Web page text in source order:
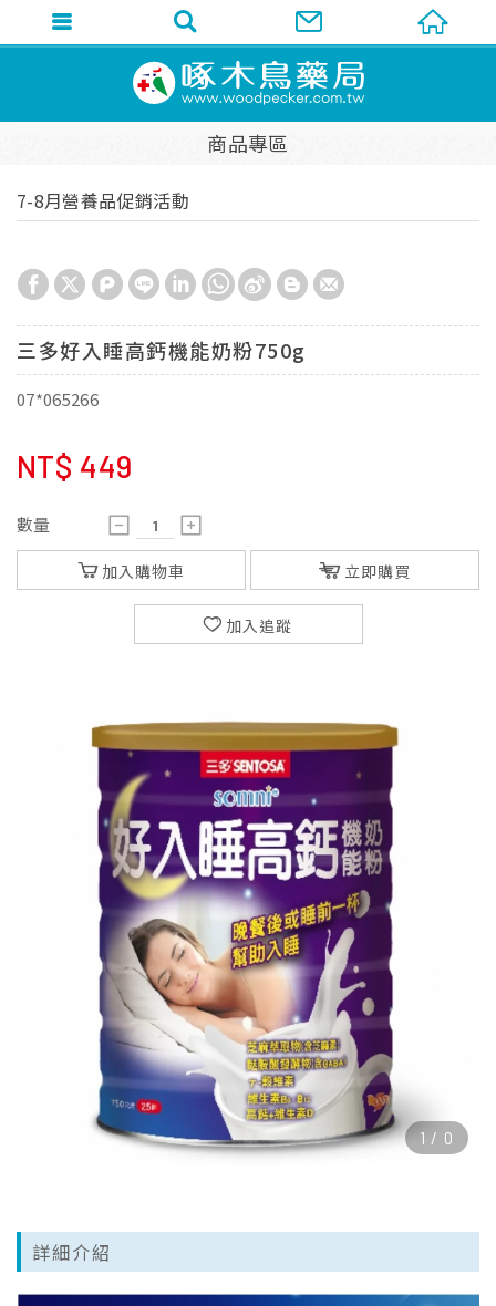
商品專區
7-8月營養品促銷活動
三多好入睡高鈣機能奶粉750g
07*065266
NT$ 449
數量
加入購物車 立即購買
加入追蹤
1 / 0
詳細介紹